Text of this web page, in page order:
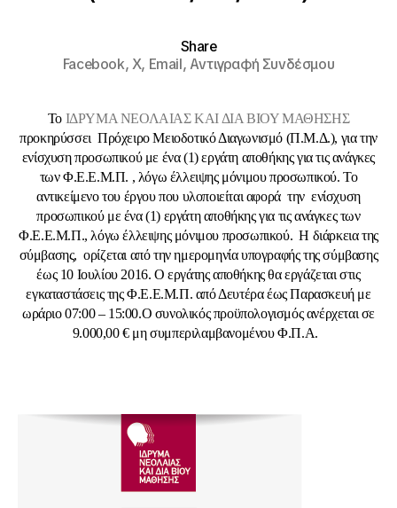
Share
Facebook,X, Email,Αντιγραφή Συνδέσμου
Το ΙΔΡΥΜΑ ΝΕΟΛΑΙΑΣ ΚΑΙ ΔΙΑ ΒΙΟΥ ΜΑΘΗΣΗΣ
προκηρύσσει Πρόχειρο Μειοδοτικό Διαγωνισμό (Π.Μ.Δ.), για την
ενίσχυση προσωπικού με ένα (1) εργάτη αποθήκης για τις ανάγκες
των Φ.Ε.Ε.Μ.Π. , λόγω έλλειψης μόνιμου προσωπικού. Το
αντικείμενο του έργου που υλοποιείται αφορά την ενίσχυση
προσωπικού με ένα (1) εργάτη αποθήκης για τις ανάγκες των
Φ.Ε.Ε.Μ.Π., λόγω έλλειψης μόνιμου προσωπικού. Η διάρκεια της
σύμβασης, ορίζεται από την ημερομηνία υπογραφής της σύμβασης
έως 10 Ιουλίου 2016. Ο εργάτης αποθήκης θα εργάζεται στις
εγκαταστάσεις της Φ.Ε.Ε.Μ.Π. από Δευτέρα έως Παρασκευή με
ωράριο 07:00 – 15:00.Ο συνολικός προϋπολογισμός ανέρχεται σε
9.000,00 € μη συμπεριλαμβανομένου Φ.Π.Α.